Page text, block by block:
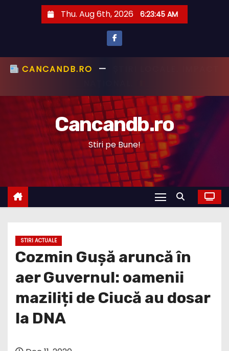
Thu. Aug 6th, 2026 6:23:46 AM
CANCANDB.RO—
Cancandb.ro
Stiri pe Bune!
Cozmin Gușă aruncă în
aer Guvernul: oamenii
maziliți de Ciucă au dosar
la DNA